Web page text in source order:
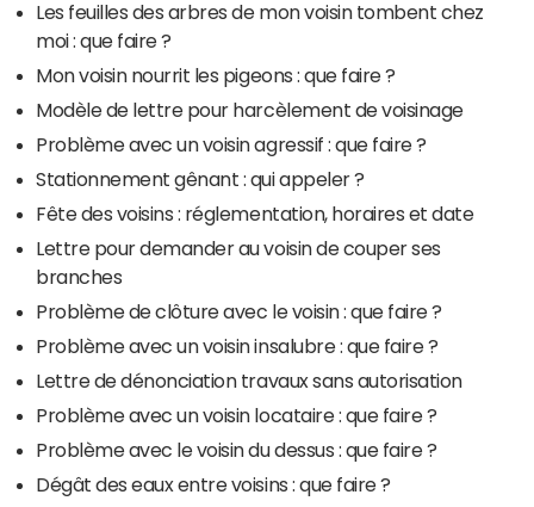
Les feuilles des arbres de mon voisin tombent chez
moi : que faire ?
Mon voisin nourrit les pigeons : que faire ?
Modèle de lettre pour harcèlement de voisinage
Problème avec un voisin agressif : que faire ?
Stationnement gênant : qui appeler ?
Fête des voisins : réglementation, horaires et date
Lettre pour demander au voisin de couper ses
branches
Problème de clôture avec le voisin : que faire ?
Problème avec un voisin insalubre : que faire ?
Lettre de dénonciation travaux sans autorisation
Problème avec un voisin locataire : que faire ?
Problème avec le voisin du dessus : que faire ?
Dégât des eaux entre voisins : que faire ?